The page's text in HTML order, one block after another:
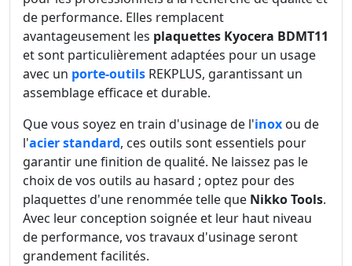
de performance. Elles remplacent
avantageusement les plaquettes Kyocera BDMT11
et sont particulièrement adaptées pour un usage
avec un porte-outils REKPLUS, garantissant un
assemblage efficace et durable.
Que vous soyez en train d'usinage de l'inox ou de
l'acier standard, ces outils sont essentiels pour
garantir une finition de qualité. Ne laissez pas le
choix de vos outils au hasard ; optez pour des
plaquettes d'une renommée telle que Nikko Tools.
Avec leur conception soignée et leur haut niveau
de performance, vos travaux d'usinage seront
grandement facilités.